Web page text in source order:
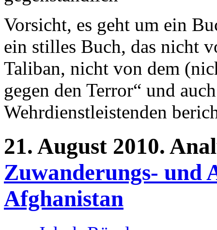
Vorsicht, es geht um ein
ein stilles Buch, das nicht
Taliban, nicht von dem
gegen den Terror“ und
Wehrdienstleistenden
21. August 2010.
Zuwanderungs- und
Afghanistan